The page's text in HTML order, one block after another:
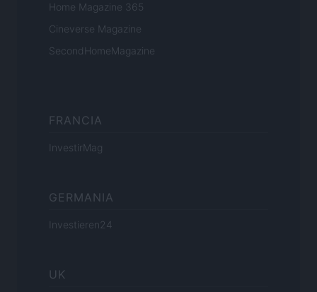
Home Magazine 365
Cineverse Magazine
SecondHomeMagazine
FRANCIA
InvestirMag
GERMANIA
Investieren24
UK